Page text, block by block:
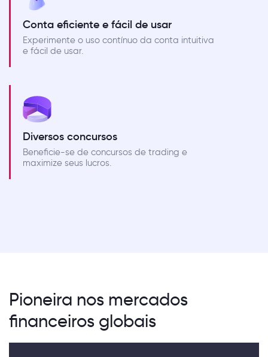
Conta eficiente e fácil de usar
Experimente o uso contínuo da conta intuitiva
e fácil de usar.
Diversos concursos
Beneficie-se de concursos de trading e
maximize seus lucros.
Pioneira nos mercados
financeiros globais